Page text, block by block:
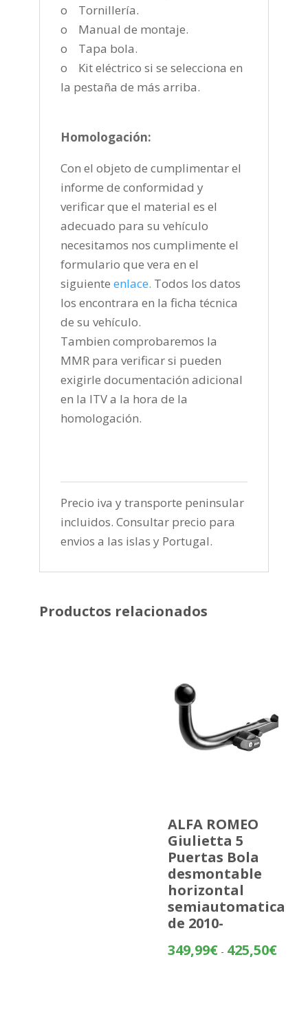
o Tornillería.
o Manual de montaje.
o Tapa bola.
o Kit eléctrico si se selecciona en
la pestaña de más arriba.
Homologación:
Con el objeto de cumplimentar el
informe de conformidad y
verificar que el material es el
adecuado para su vehículo
necesitamos nos cumplimente el
formulario que vera en el
siguiente enlace. Todos los datos
los encontrara en la ficha técnica
de su vehículo.
Tambien comprobaremos la
MMR para verificar si pueden
exigirle documentación adicional
en la ITV a la hora de la
homologación.
Precio iva y transporte peninsular
incluidos. Consultar precio para
envios a las islas y Portugal.
Productos relacionados
ALFA ROMEO
Giulietta 5
Puertas Bola
desmontable
horizontal
semiautomatica
de 2010-
349,99€ - 425,50€Rango